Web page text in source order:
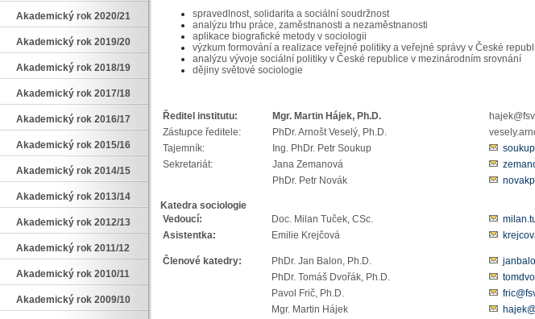
Akademický rok 2020/21
Akademický rok 2019/20
Akademický rok 2018/19
Akademický rok 2017/18
Akademický rok 2016/17
Akademický rok 2015/16
Akademický rok 2014/15
Akademický rok 2013/14
Akademický rok 2012/13
Akademický rok 2011/12
Akademický rok 2010/11
Akademický rok 2009/10
spravedlnost, solidarita a sociální soudržnost
analýzu trhu práce, zaměstnanosti a nezaměstnanosti
aplikace biografické metody v sociologii
výzkum formování a realizace veřejné politiky a veřejné správy v České
analýzu vývoje sociální politiky v České republice v mezinárodním srovnání
dějiny světové sociologie
Ředitel institutu: Mgr. Martin Hájek, Ph.D.
Zástupce ředitele:
PhDr. Arnošt Veselý, Ph.D.
Tajemník:
Ing. PhDr. Petr Soukup
Sekretariát:
Jana Zemanová
PhDr. Petr Novák
Katedra sociologie
Vedoucí:
Doc. Milan Tuček, CSc.
Asistentka:
Emilie Krejčová
Členové katedry: PhDr. Jan Balon, Ph.D.
PhDr. Tomáš Dvořák, Ph.D.
Pavol Frič, Ph.D.
Mgr. Martin Hájek